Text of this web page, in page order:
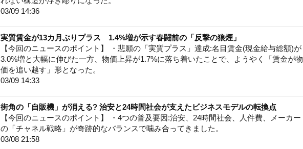
03/09 14:36
実質賃金が13カ月ぶりプラス 1.4%増が示す春闘前の「反撃の狼煙」
【今回のニュースのポイント】 ・悲願の「実質プラス」達成:名目賃金(現金給与総額)が
3.0%増と大幅に伸びた一方、物価上昇が1.7%に落ち着いたことで、ようやく「賃金が物
価を追い越す」形となった。
03/09 14:33
街角の「自販機」が消える? 治安と24時間社会が支えたビジネスモデルの転換点
【今回のニュースのポイント】 ・4つの普及要因:治安、24時間社会、人件費、メーカー
の「チャネル戦略」が奇跡的なバランスで噛み合ってきました。
03/08 21:58